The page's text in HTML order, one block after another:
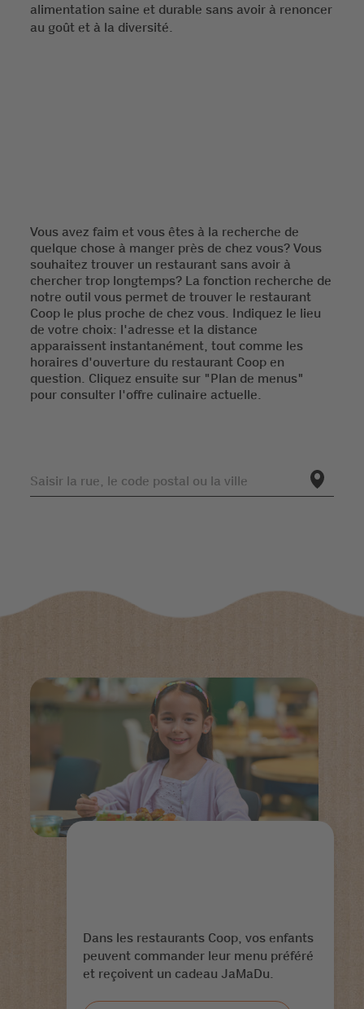
alimentation saine et durable sans avoir à renoncer
au goût et à la diversité.
Vous avez faim et vous êtes à la recherche de
quelque chose à manger près de chez vous? Vous
souhaitez trouver un restaurant sans avoir à
chercher trop longtemps? La fonction recherche de
notre outil vous permet de trouver le restaurant
Coop le plus proche de chez vous. Indiquez le lieu
de votre choix: l'adresse et la distance
apparaissent instantanément, tout comme les
horaires d'ouverture du restaurant Coop en
question. Cliquez ensuite sur "Plan de menus"
pour consulter l'offre culinaire actuelle.
Dans les restaurants Coop, vos enfants
peuvent commander leur menu préféré
et reçoivent un cadeau JaMaDu.